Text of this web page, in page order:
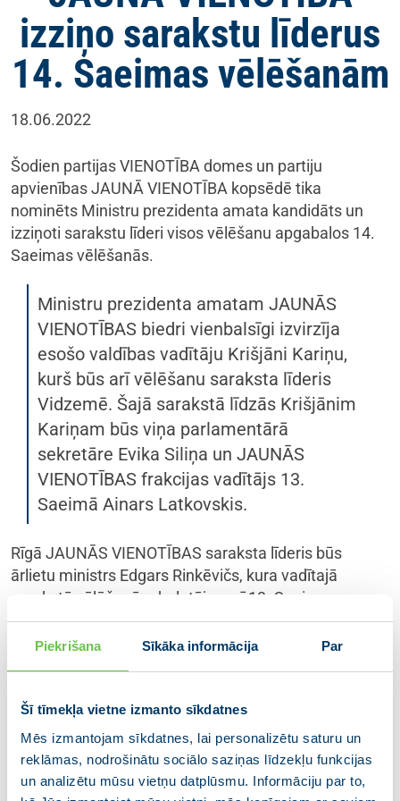
Piekrišana Sīkāka informācija Par
Šī tīmekļa vietne izmanto sīkdatnes
Mēs izmantojam sīkdatnes, lai personalizētu saturu un
reklāmas, nodrošinātu sociālo saziņas līdzekļu funkcijas
un analizētu mūsu vietņu datplūsmu. Informāciju par to,
izziņo sarakstu līderus
14. Saeimas vēlēšanām
18.06.2022
Šodien partijas VIENOTĪBA domes un partiju
apvienības JAUNĀ VIENOTĪBA kopsēdē tika
nominēts Ministru prezidenta amata kandidāts un
izziņoti sarakstu līderi visos vēlēšanu apgabalos 14.
Saeimas vēlēšanās.
Ministru prezidenta amatam JAUNĀS
VIENOTĪBAS biedri vienbalsīgi izvirzīja
esošo valdības vadītāju Krišjāni Kariņu,
kurš būs arī vēlēšanu saraksta līderis
Vidzemē. Šajā sarakstā līdzās Krišjānim
Kariņam būs viņa parlamentārā
sekretāre Evika Siliņa un JAUNĀS
VIENOTĪBAS frakcijas vadītājs 13.
Saeimā Ainars Latkovskis.
Rīgā JAUNĀS VIENOTĪBAS saraksta līderis būs
ārlietu ministrs Edgars Rinkēvičs, kura vadītajā
sarakstā vēlēšanām balotējas arī 13. Saeimas
priekšsēdētājas biedre Inese Lībiņa-Egnere, ārlietu
ministrijas parlamentārā sekretāre Zanda Kalniņa-
Partijas VIENOTĪBA valdes priekšsēdētājs Arvils
priekšgalā Kurzemes vēlēšanu apgabalā. Šajā
apgabalā 14. Saeimas vēlēšanām balotēsies
Kuldīgas novada domes priekšsēdētāja Inga Bērziņa.